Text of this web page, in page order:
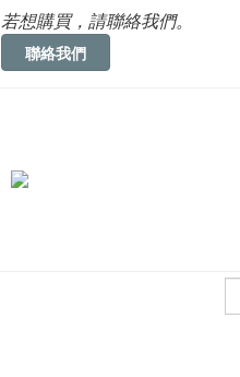
若想購買，請聯絡我們。
聯絡我們